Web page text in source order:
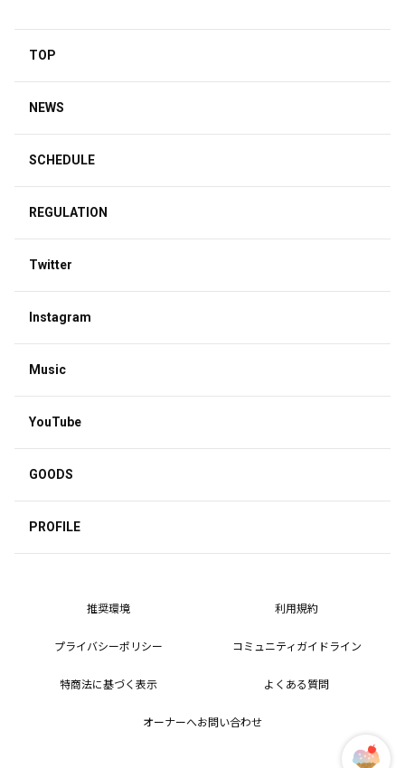
TOP
NEWS
SCHEDULE
REGULATION
Twitter
Instagram
Music
YouTube
GOODS
PROFILE
推奨環境 利用規約
プライバシーポリシー コミュニティガイドライン
特商法に基づく表示 よくある質問
オーナーへお問い合わせ